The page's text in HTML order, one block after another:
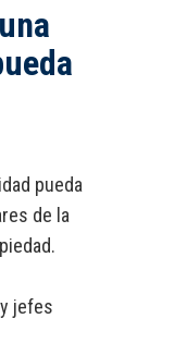
pueda
de la
jefes